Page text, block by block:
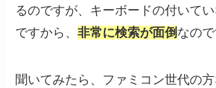
るのですが、キーボードの付いて
ですから、非常に検索が面倒 なので
聞いてみたら、ファミコン世代の